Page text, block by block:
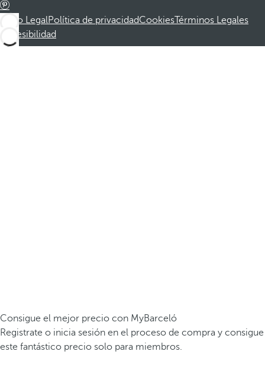
Aviso LegalPolítica de privacidadCookiesTérminos Legales
Accesibilidad
Consigue el mejor precio con MyBarceló
Registrate o inicia sesión en el proceso de compra y consigue
este fantástico precio solo para miembros.